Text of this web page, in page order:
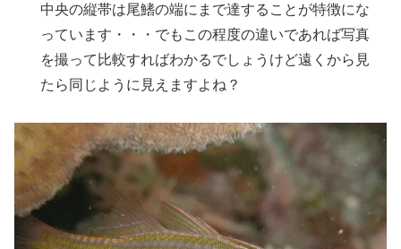
中央の縦帯は尾鰭の端にまで達することが特徴にな
っています・・・でもこの程度の違いであれば写真
を撮って比較すればわかるでしょうけど遠くから見
たら同じように見えますよね？